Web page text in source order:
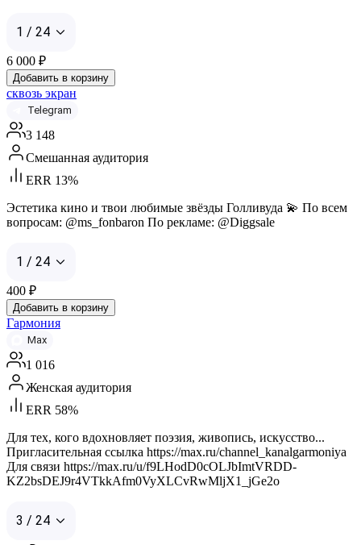
1 / 24
6 000 ₽
Добавить в корзину
сквозь экран
Telegram
3 148
Смешанная аудитория
ERR 13%
Эстетика кино и твои любимые звёзды Голливуда 💫 По всем
вопросам: @ms_fonbaron По peклaме: @Diggsale
1 / 24
400 ₽
Добавить в корзину
Гармония
Max
1 016
Женская аудитория
ERR 58%
Для тех, кого вдохновляет поэзия, живопись, искусство...
Пригласительная ссылка https://max.ru/channel_kanalgarmoniya
Для связи https://max.ru/u/f9LHodD0cOLJbImtVRDD-
KZ2bsDEJ9r4VTkkAfm0VyXLCvRwMljX1_jGe2o
3 / 24